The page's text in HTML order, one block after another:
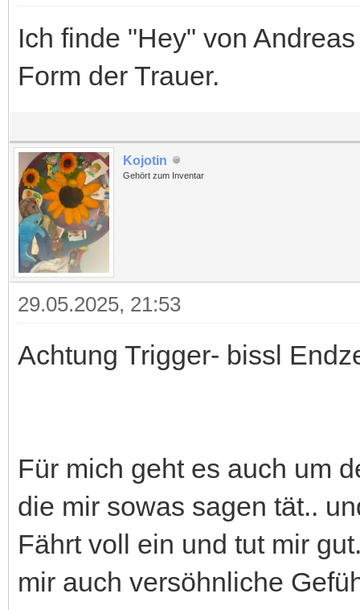
Ich finde "Hey" von
Form der Trauer.
Kojotin
Gehört zum Inventar
29.05.2025, 21:53
Achtung Trigger- bissl
Für mich geht es auch um
die mir sowas sagen tät..
Fährt voll ein und tut mir
mir auch versöhnliche